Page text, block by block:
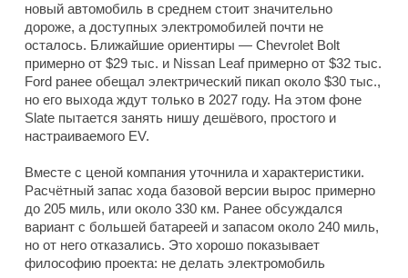
новый автомобиль в среднем стоит значительно
дороже, а доступных электромобилей почти не
осталось. Ближайшие ориентиры — Chevrolet Bolt
примерно от $29 тыс. и Nissan Leaf примерно от $32 тыс.
Ford ранее обещал электрический пикап около $30 тыс.,
но его выхода ждут только в 2027 году. На этом фоне
Slate пытается занять нишу дешёвого, простого и
настраиваемого EV.
Вместе с ценой компания уточнила и характеристики.
Расчётный запас хода базовой версии вырос примерно
до 205 миль, или около 330 км. Ранее обсуждался
вариант с большей батареей и запасом около 240 миль,
но от него отказались. Это хорошо показывает
философию проекта: не делать электромобиль